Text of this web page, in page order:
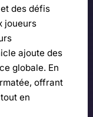
des défis
joueurs
ajoute des
globale. En
offrant
en